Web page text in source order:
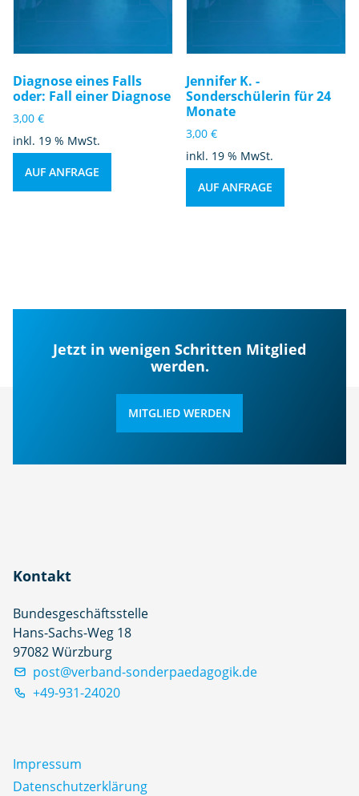
Diagnose eines Falls
oder: Fall einer Diagnose
3,00 €
inkl. 19 % MwSt.
AUF ANFRAGE
Jennifer K. -
Sonderschülerin für 24
Monate
3,00€
inkl. 19 % MwSt.
AUF ANFRAGE
Jetzt in wenigen Schritten Mitglied
werden.
MITGLIED WERDEN
Kontakt
Bundesgeschäftsstelle
Hans-Sachs-Weg 18
97082 Würzburg
post@verband-sonderpaedagogik.de
+49-931-24020
Impressum
Datenschutz­erklärung